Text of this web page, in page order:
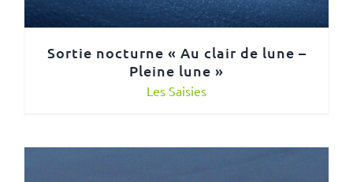
Sortie nocturne « Au clair de lune –
Pleine lune »
Les Saisies